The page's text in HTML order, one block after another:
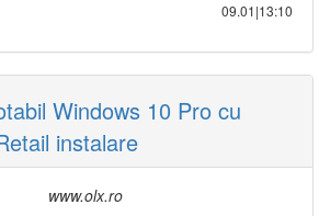
09.01|13:10
Windows 10 Pro cu
instalare
www.olx.ro